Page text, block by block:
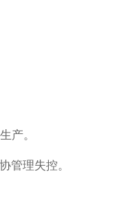
产。
管理失控。